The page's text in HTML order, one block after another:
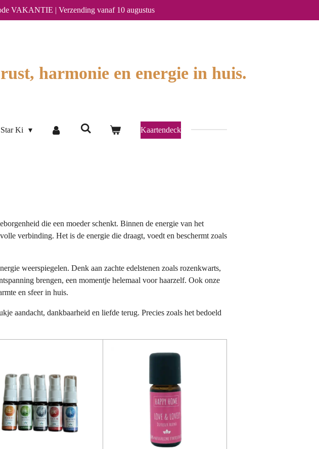
VAKANTIE | Verzending vanaf 10 augustus
harmonie en energie in huis.
Ki Kaartendeck
die een moeder schenkt. Binnen de energie van het
verbinding. Het is de energie die draagt, voedt en beschermt zoals
weerspiegelen. Denk aan zachte edelstenen zoals rozenkwarts,
brengen, een momentje helemaal voor haarzelf. Ook onze
en sfeer in huis.
aandacht, dankbaarheid en liefde terug. Precies zoals het bedoeld